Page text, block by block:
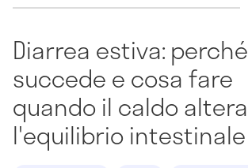
Diarrea estiva: perché
succede e cosa fare
quando il caldo altera
l'equilibrio intestinale